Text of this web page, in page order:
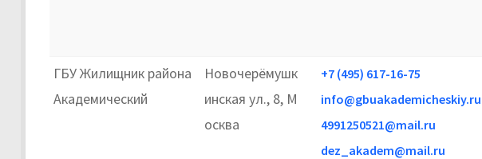
ГБУ Жилищник района
Академический
Новочерёмушк
инская ул., 8, М
осква
+7 (495) 617-16-75
info@gbuakademicheskiy.ru
4991250521@mail.ru
dez_akadem@mail.ru